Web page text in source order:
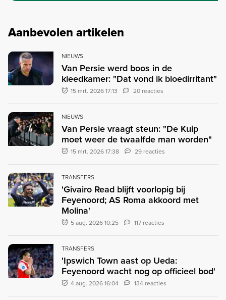
Aanbevolen artikelen
NIEUWS
Van Persie werd boos in de
kleedkamer: "Dat vond ik bloedirritant"
15 mrt. 2026 17:13 20 reacties
NIEUWS
Van Persie vraagt steun: "De Kuip
moet weer de twaalfde man worden"
15 mrt. 2026 17:38 29 reacties
TRANSFERS
'Givairo Read blijft voorlopig bij
Feyenoord; AS Roma akkoord met
Molina'
5 aug. 2026 10:25 117 reacties
TRANSFERS
'Ipswich Town aast op Ueda:
Feyenoord wacht nog op officieel bod'
4 aug. 2026 16:04 134 reacties